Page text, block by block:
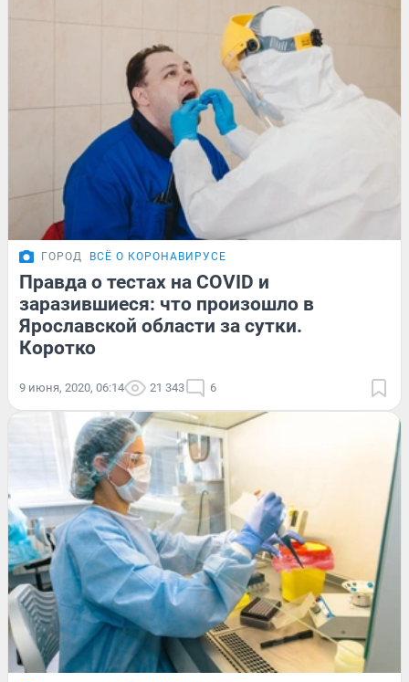
ГОРОД ВСЁ О КОРОНАВИРУСЕ
Правда о тестах на COVID и
заразившиеся: что произошло в
Ярославской области за сутки.
Коротко
9 июня, 2020, 06:14 21 343 6